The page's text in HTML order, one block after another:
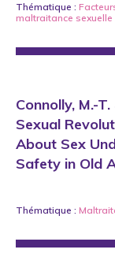
Thématique :
maltraitance sexuelle
Connolly, M.-
Sexual
About Sex
Safety in Old
Thématique :